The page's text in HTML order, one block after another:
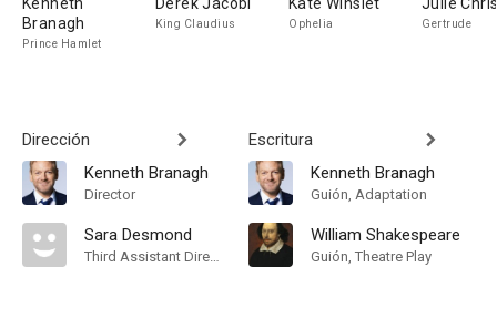
Branagh
Prince Hamlet
King Claudius Ophelia Gertrude
Dirección
Kenneth Branagh
Director
Sara Desmond
Third Assistant Director
Escritura
Kenneth Branagh
Guión, Adaptation
William Shakespeare
Guión, Theatre Play